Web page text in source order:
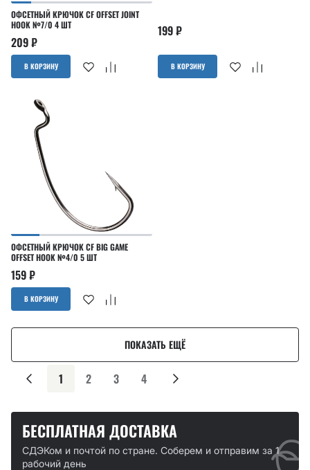
ОФСЕТНЫЙ КРЮЧОК CF OFFSET JOINT
HOOK №7/0 4 ШТ
209₽
В КОРЗИНУ
199₽
В КОРЗИНУ
ОФСЕТНЫЙ КРЮЧОК CF BIG GAME
OFFSET HOOK №4/0 5 ШТ
159₽
В КОРЗИНУ
ПОКАЗАТЬ ЕЩЁ
1 2 3 4
БЕСПЛАТНАЯ ДОСТАВКА
СДЭКом и почтой по стране. Соберем и отправим за 1
рабочий день